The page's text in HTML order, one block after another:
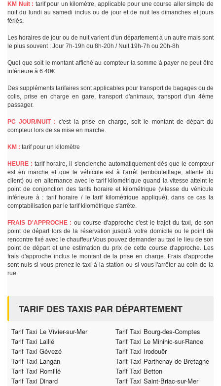
KM Nuit : tarif pour un kilomètre, applicable pour une course aller simple de
nuit du lundi au samedi inclus ou de jour et de nuit les dimanches et jours
fériés.
Les horaires de jour ou de nuit varient d'un département à un autre mais sont
le plus souvent : Jour 7h-19h ou 8h-20h / Nuit 19h-7h ou 20h-8h
Quel que soit le montant affiché au compteur la somme à payer ne peut être
inférieure à 6.40€
Des suppléments tarifaires sont applicables pour transport de bagages ou de
colis, prise en charge en gare, transport d'animaux, transport d'un 4ème
passager.
PC JOUR/NUIT : c'est la prise en charge, soit le montant de départ du
compteur lors de sa mise en marche.
KM : tarif pour un kilomètre
HEURE : tarif horaire, il s'enclenche automatiquement dès que le compteur
est en marche et que le véhicule est à l'arrêt (embouteillage, attente du
client) ou en alternance avec le tarif kilométrique quand la vitesse atteint le
point de conjonction des tarifs horaire et kilométrique (vitesse du véhicule
inférieure à : tarif horaire / le tarif kilométrique appliqué), dans ce cas la
comptabilisation par le tarif kilométrique s'arrête.
FRAIS D'APPROCHE : ou course d'approche c'est le trajet du taxi, de son
point de départ lors de la réservation jusqu'à votre domicile ou le point de
rencontre fixé avec le chauffeur.Vous pouvez demander au taxi le lieu de son
point de départ et une estimation du prix de cette course d'approche. Les
frais d'approche inclus le montant de la prise en charge. Frais d'approche
sont nuls si vous prenez le taxi à la station ou si vous l'arrêter au coin de la
rue.
TARIF DES TAXIS PAR DÉPARTEMENT
Tarif Taxi Le Vivier-sur-Mer
Tarif Taxi Bourg-des-Comptes
Tarif Taxi Laillé
Tarif Taxi Le Minihic-sur-Rance
Tarif Taxi Gévezé
Tarif Taxi Irodouër
Tarif Taxi Langan
Tarif Taxi Parthenay-de-Bretagne
Tarif Taxi Romillé
Tarif Taxi Betton
Tarif Taxi Dinard
Tarif Taxi Saint-Briac-sur-Mer